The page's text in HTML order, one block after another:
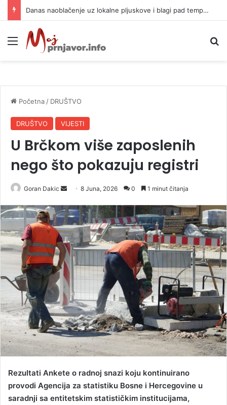
Danas naoblačenje uz lokalne pljuskove i blagi pad temperature
Meni
Početna / DRUŠTVO
DRUŠTVO VIJESTI
U Brčkom više zaposlenih
nego što pokazuju registri
Goran Dakic
n
d
a
n
m
a
i
l
8 Juna, 2026 0 1 minut čitanja
Rezultati Ankete o radnoj snazi koju kontinuirano
provodi Agencija za statistiku Bosne i Hercegovine u
saradnji sa entitetskim statističkim institucijama,